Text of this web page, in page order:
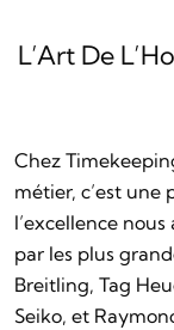
L’Art De
Chez
métier, c’est une
l’excellence
par les plus
Breitling, Tag
Seiko, et